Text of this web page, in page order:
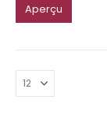
Aperçu